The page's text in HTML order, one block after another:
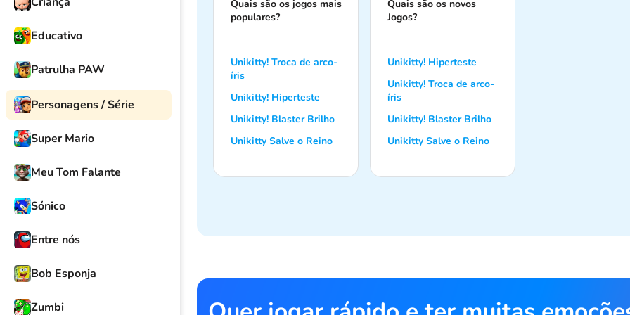
Educativo
Patrulha PAW
Personagens / Série
Super Mario
Meu Tom Falante
Sónico
Entre nós
Bob Esponja
Zumbi
Quais são os jogos mais
populares?
Unikitty! Troca de arco-
íris
Unikitty! Hiperteste
Unikitty! Blaster Brilho
Unikitty Salve o Reino
Quais são os novos
Jogos?
Unikitty! Hiperteste
Unikitty! Troca de arco-
íris
Unikitty! Blaster Brilho
Unikitty Salve o Reino